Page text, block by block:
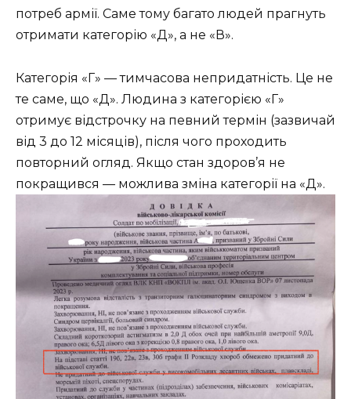
потреб армії. Саме тому багато людей прагнуть
отримати категорію «Д», а не «В».
Категорія «Г» — тимчасова непридатність. Це не
те саме, що «Д». Людина з категорією «Г»
отримує відстрочку на певний термін (зазвичай
від 3 до 12 місяців), після чого проходить
повторний огляд. Якщо стан здоров’я не
покращився — можлива зміна категорії на «Д».